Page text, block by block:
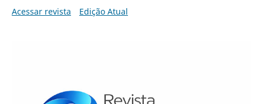
Acessar revista
Edição Atual